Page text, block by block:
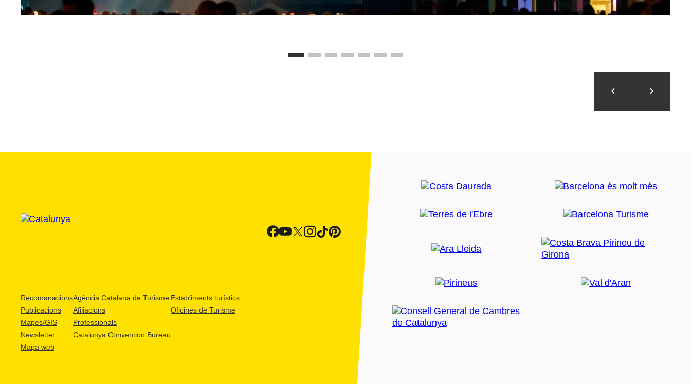
Recomanacions
Publicacions
Mapes/GIS
Newsletter
Mapa web
Agència Catalana de Turisme
Afiliacions
Professionals
Catalunya Convention Bureau
Establiments turístics
Oficines de Turisme